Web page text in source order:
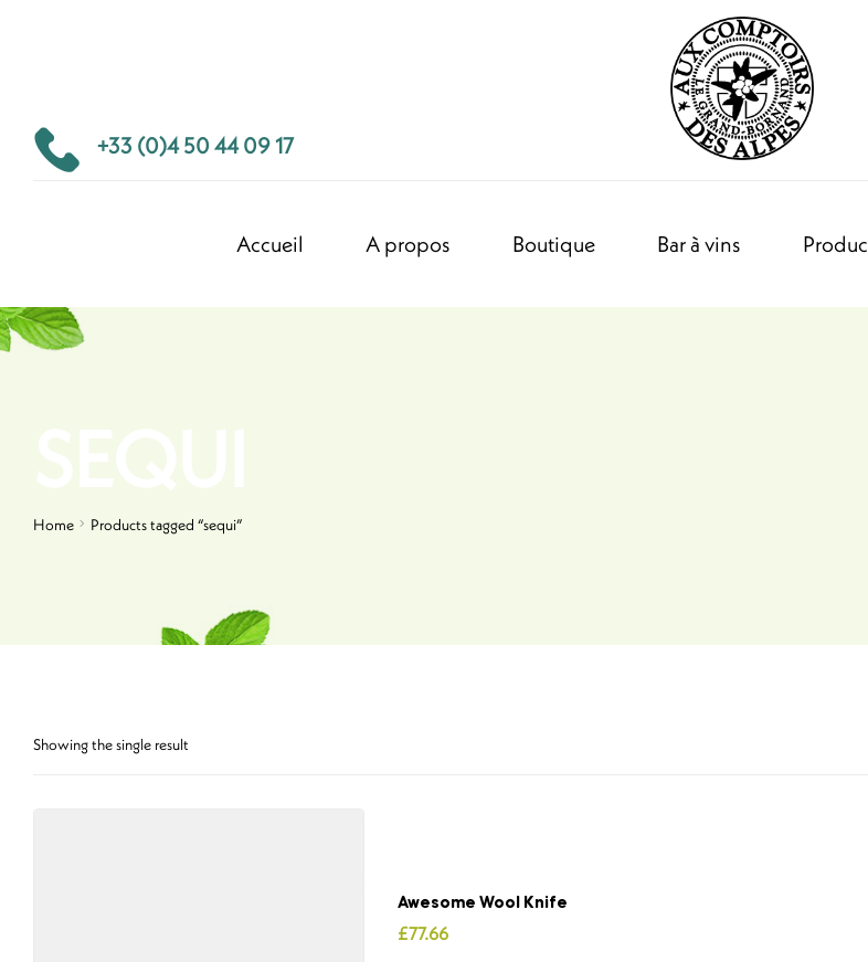
Accueil A propos Boutique Bar à vins
+33 (0)4 50 44 09 17
Home Products tagged “sequi”
Showing the single result
Awesome Wool Knife
£77.66